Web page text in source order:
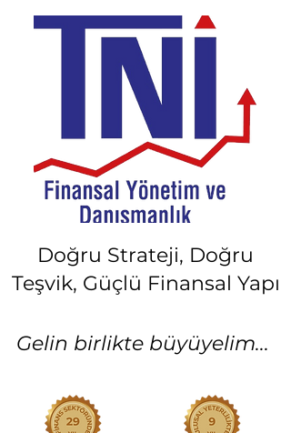
Doğru Strateji, Doğru
Teşvik, Güçlü Finansal Yapı
Gelin birlikte büyüyelim...